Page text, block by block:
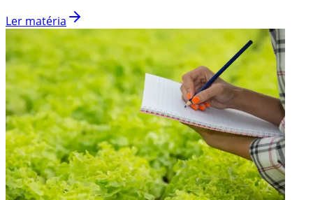
Ler matéria